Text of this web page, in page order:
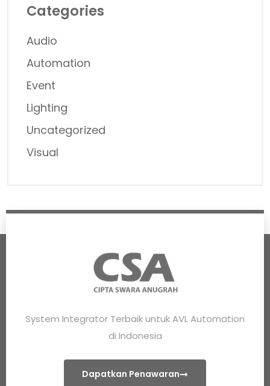
Categories
Audio
Automation
Event
Lighting
Uncategorized
Visual
System Integrator Terbaik untuk AVL Automation
di Indonesia
Dapatkan Penawaran